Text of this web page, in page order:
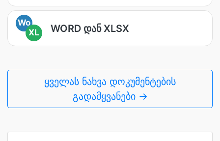
Wo
XL
WORD დან XLSX
ყველას ნახვა დოკუმენტების
გადამყვანები →